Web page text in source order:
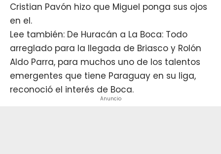
Cristian Pavón hizo que Miguel ponga sus ojos
en el.
Lee también: De Huracán a La Boca: Todo
arreglado para la llegada de Briasco y Rolón
Aldo Parra, para muchos uno de los talentos
emergentes que tiene Paraguay en su liga,
reconoció el interés de Boca.
Anuncio